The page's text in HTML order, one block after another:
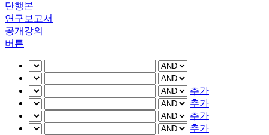
단행본
연구보고서
공개강의
버튼
추가
추가
추가
추가